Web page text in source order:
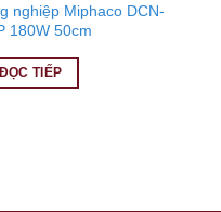
nghiệp Miphaco DCN-
180W 50cm
ĐỌC TIẾP